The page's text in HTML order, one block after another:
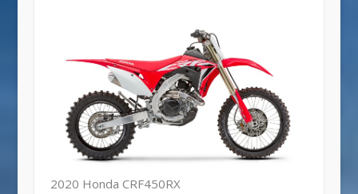
2020 Honda CRF450RX